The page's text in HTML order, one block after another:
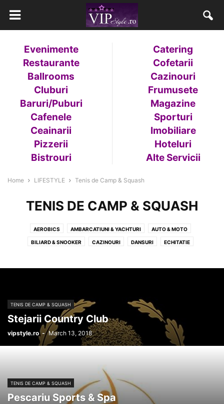
Evenimente
Restaurante
Ballrooms
Cluburi
Baruri/Puburi
Cafenele
Ceainarii
Pizzerii
Bistrouri
Catering
Cofetarii
Cazinouri
Frumusete
Magazine
Sporturi
Imobiliare
Hoteluri
Alte Servicii
Home LIFESTYLE Tenis de Camp & Squash
TENIS DE CAMP & SQUASH
AEROBICS AMBARCATIUNI & YACHTURI AUTO & MOTO
BILIARD & SNOOKER CAZINOURI DANSURI ECHITATIE
PISCINE & BAZINE DE INOT PROFIL RECOMANDAT LIFESTYLE
TENIS DE CAMP & SQUASH
Stejarii Country Club
vipstyle.ro - March 13, 2018
TENIS DE CAMP & SQUASH
Pescariu Sports & Spa